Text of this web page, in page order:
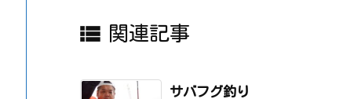
 関連記事
サバフグ釣り